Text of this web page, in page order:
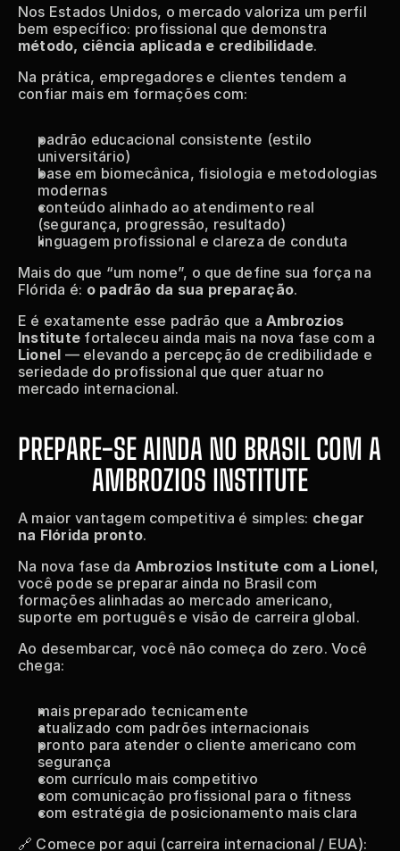
Nos Estados Unidos, o mercado valoriza um perfil
método, ciência aplicada e credibilidade.
Na prática, empregadores e clientes tendem a
confiar mais em formações com:
padrão educacional consistente (estilo
universitário)
base em biomecânica, fisiologia e metodologias
modernas
conteúdo alinhado ao atendimento real
(segurança, progressão, resultado)
linguagem profissional e clareza de conduta
Mais do que “um nome”, o que define sua força na
Flórida é: o padrão da sua preparação.
E é exatamente esse padrão que a Ambrozios
Institute
Lionel — elevando a percepção de credibilidade e
seriedade do profissional que quer atuar no
mercado internacional.
PREPARE-SE AINDA NO BRASIL COM A
AMBROZIOS INSTITUTE
A maior vantagem competitiva é simples: chegar
na Flórida pronto.
Na nova fase da Ambrozios Institute com a Lionel,
você pode se preparar ainda no Brasil com
formações alinhadas ao mercado americano,
suporte em português e visão de carreira global.
Ao desembarcar, você não começa do zero. Você
chega:
mais preparado tecnicamente
atualizado com padrões internacionais
pronto para atender o cliente americano com
segurança
com currículo mais competitivo
com comunicação profissional para o fitness
com estratégia de posicionamento mais clara